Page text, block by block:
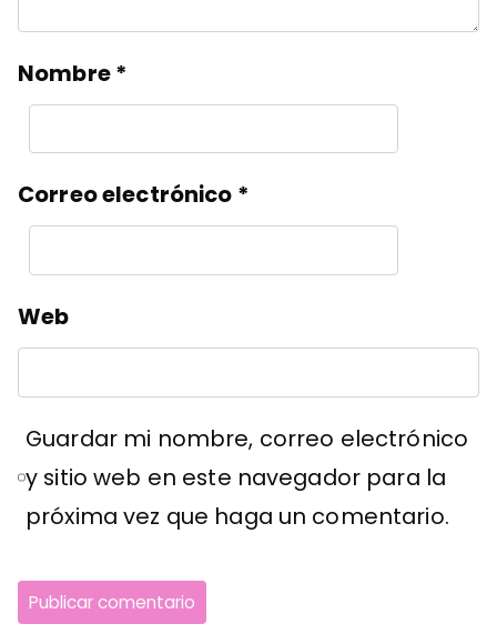
Nombre*
Correo electrónico *
Web
Guardar mi nombre, correo electrónico
y sitio web en este navegador para la
próxima vez que haga un comentario.